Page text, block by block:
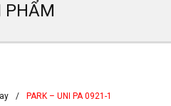
PHẨM
PARK – UNI PA 0921-1